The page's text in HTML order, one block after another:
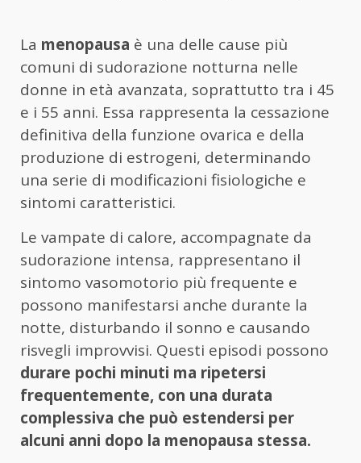
La menopausa è una delle cause più
comuni di sudorazione notturna nelle
donne in età avanzata, soprattutto tra i 45
e i 55 anni. Essa rappresenta la cessazione
definitiva della funzione ovarica e della
produzione di estrogeni, determinando
una serie di modificazioni fisiologiche e
sintomi caratteristici.
Le vampate di calore, accompagnate da
sudorazione intensa, rappresentano il
sintomo vasomotorio più frequente e
possono manifestarsi anche durante la
notte, disturbando il sonno e causando
risvegli improvvisi. Questi episodi possono
durare pochi minuti ma ripetersi
frequentemente, con una durata
complessiva che può estendersi per
alcuni anni dopo la menopausa stessa.